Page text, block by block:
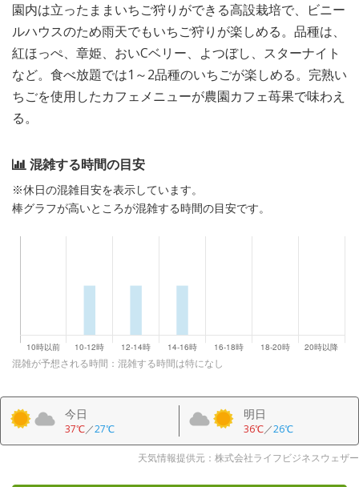
園内は立ったままいちご狩りができる高設栽培で、ビニー
ルハウスのため雨天でもいちご狩りが楽しめる。品種は、
紅ほっぺ、章姫、おいCベリー、よつぼし、スターナイト
など。食べ放題では1～2品種のいちごが楽しめる。完熟い
ちごを使用したカフェメニューが農園カフェ苺果で味わえ
る。
混雑する時間の目安
※休日の混雑目安を表示しています。
棒グラフが高いところが混雑する時間の目安です。
混雑が予想される時間：混雑する時間は特になし
今日
37℃／27℃
明日
36℃／26℃
天気情報提供元：株式会社ライフビジネスウェザー